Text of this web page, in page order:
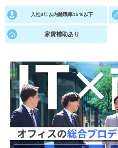
就活ノウハウが満載！
適職診断
就活ニュースペーパー
就活時事ニュースを更新
入社3年以内離職率15％以下
家賃補助あり